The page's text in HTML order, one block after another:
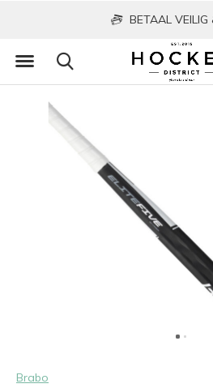
BETAAL VEILIG
Brabo